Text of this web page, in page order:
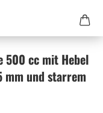
500 cc mit Hebel
mm und starrem